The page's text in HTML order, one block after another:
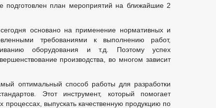
подготовлен план мероприятий на ближайшие 2
основано на применение нормативных и
требованиями к выполнению работ,
оборудования и т.д. Поэтому успех
производства, во многом зависит
оптимальный способ работы для разработки
Этот инструмент, который помогает
процессах, выпускать качественную продукцию по